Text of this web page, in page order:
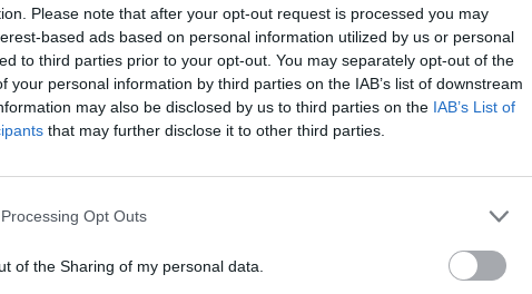
Please note that after your opt-out request is processed you may
based ads based on personal information utilized by us or personal
to third parties prior to your opt-out. You may separately opt-out of the
your personal information by third parties on the IAB’s list of downstream
may also be disclosed by us to third parties on the IAB’s List of
that may further disclose it to other third parties.
Opt Outs
of the Sharing of my personal data.